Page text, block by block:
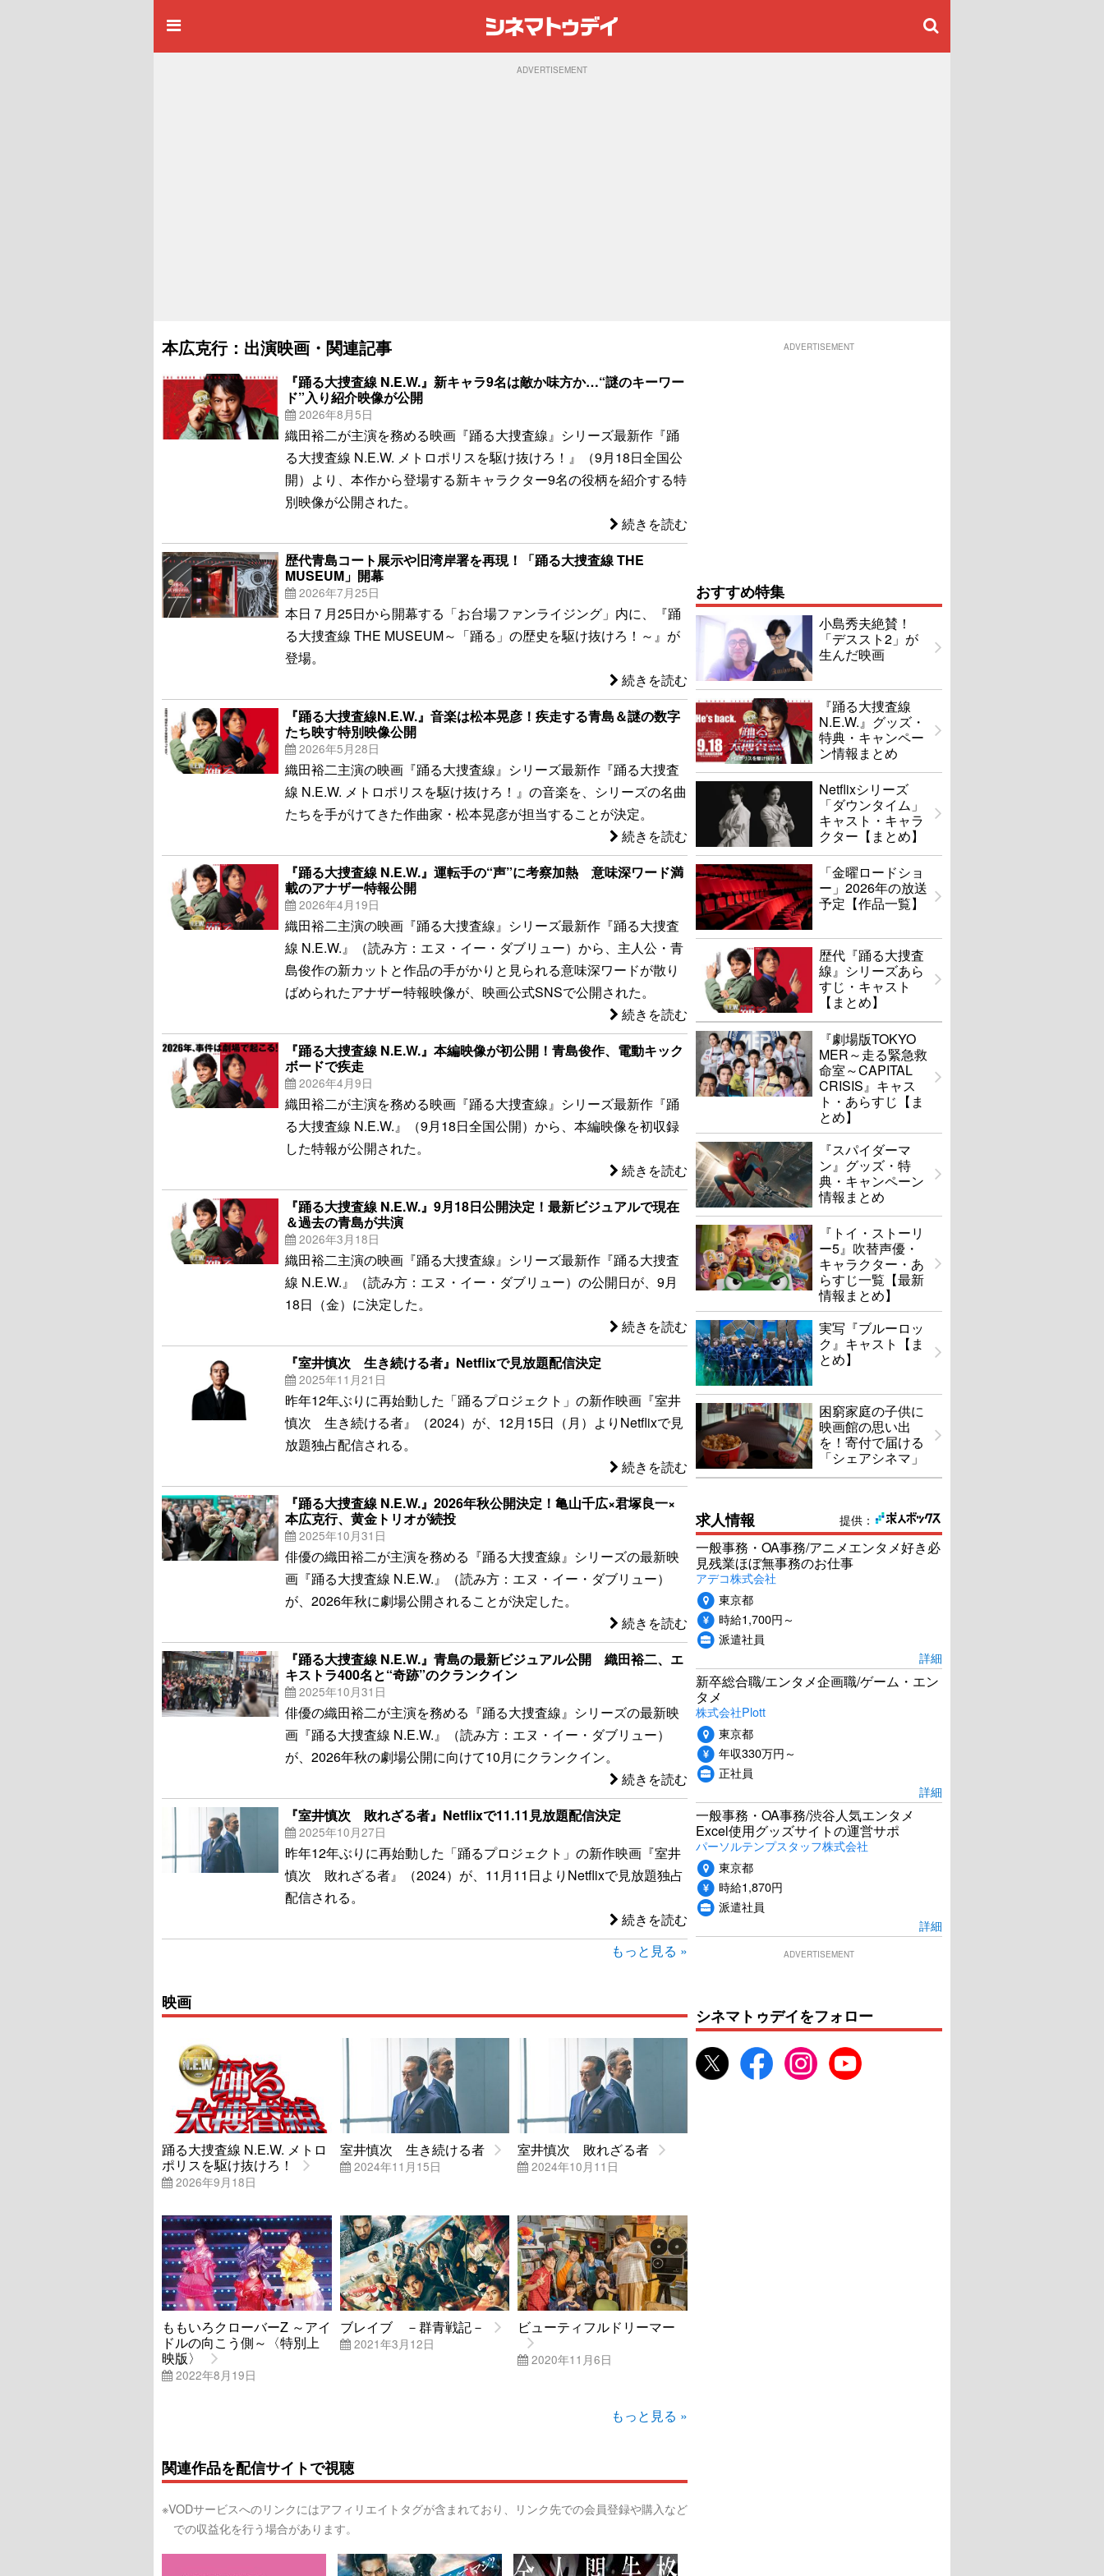
ADVERTISEMENT
本広克行：出演映画・関連記事
『踊る大捜査線 N.E.W.』新キャラ9名は敵か味方か…“謎のキーワー
ド”入り紹介映像が公開
2026年8月5日
織田裕二が主演を務める映画『踊る大捜査線』シリーズ最新作『踊
る大捜査線 N.E.W. メトロポリスを駆け抜けろ！』（9月18日全国公
開）より、本作から登場する新キャラクター9名の役柄を紹介する特
別映像が公開された。
続きを読む
歴代青島コート展示や旧湾岸署を再現！「踊る大捜査線 THE
MUSEUM」開幕
2026年7月25日
本日７月25日から開幕する「お台場ファンライジング」内に、『踊
る大捜査線 THE MUSEUM～「踊る」の歴史を駆け抜けろ！～』が
登場。
続きを読む
『踊る大捜査線N.E.W.』音楽は松本晃彦！疾走する青島＆謎の数字
たち映す特別映像公開
2026年5月28日
織田裕二主演の映画『踊る大捜査線』シリーズ最新作『踊る大捜査
線 N.E.W. メトロポリスを駆け抜けろ！』の音楽を、シリーズの名曲
たちを手がけてきた作曲家・松本晃彦が担当することが決定。
続きを読む
『踊る大捜査線 N.E.W.』運転手の“声”に考察加熱 意味深ワード満
載のアナザー特報公開
2026年4月19日
織田裕二主演の映画『踊る大捜査線』シリーズ最新作『踊る大捜査
線 N.E.W.』（読み方：エヌ・イー・ダブリュー）から、主人公・青
島俊作の新カットと作品の手がかりと見られる意味深ワードが散り
ばめられたアナザー特報映像が、映画公式SNSで公開された。
続きを読む
『踊る大捜査線 N.E.W.』本編映像が初公開！青島俊作、電動キック
ボードで疾走
2026年4月9日
織田裕二が主演を務める映画『踊る大捜査線』シリーズ最新作『踊
る大捜査線 N.E.W.』（9月18日全国公開）から、本編映像を初収録
した特報が公開された。
続きを読む
『踊る大捜査線 N.E.W.』9月18日公開決定！最新ビジュアルで現在
＆過去の青島が共演
2026年3月18日
織田裕二主演の映画『踊る大捜査線』シリーズ最新作『踊る大捜査
線 N.E.W.』（読み方：エヌ・イー・ダブリュー）の公開日が、9月
18日（金）に決定した。
続きを読む
『室井慎次 生き続ける者』Netflixで見放題配信決定
2025年11月21日
昨年12年ぶりに再始動した「踊るプロジェクト」の新作映画『室井
慎次 生き続ける者』（2024）が、12月15日（月）よりNetflixで見
放題独占配信される。
続きを読む
『踊る大捜査線 N.E.W.』2026年秋公開決定！亀山千広×君塚良一×
本広克行、黄金トリオが続投
2025年10月31日
俳優の織田裕二が主演を務める『踊る大捜査線』シリーズの最新映
画『踊る大捜査線 N.E.W.』（読み方：エヌ・イー・ダブリュー）
が、2026年秋に劇場公開されることが決定した。
続きを読む
『踊る大捜査線 N.E.W.』青島の最新ビジュアル公開 織田裕二、エ
キストラ400名と“奇跡”のクランクイン
2025年10月31日
俳優の織田裕二が主演を務める『踊る大捜査線』シリーズの最新映
画『踊る大捜査線 N.E.W.』（読み方：エヌ・イー・ダブリュー）
が、2026年秋の劇場公開に向けて10月にクランクイン。
続きを読む
『室井慎次 敗れざる者』Netflixで11.11見放題配信決定
2025年10月27日
昨年12年ぶりに再始動した「踊るプロジェクト」の新作映画『室井
慎次 敗れざる者』（2024）が、11月11日よりNetflixで見放題独占
配信される。
続きを読む
もっと見る »
映画
踊る大捜査線 N.E.W. メトロ
ポリスを駆け抜けろ！
2026年9月18日
室井慎次 生き続ける者
2024年11月15日
室井慎次 敗れざる者
2024年10月11日
ももいろクローバーZ ～アイ
ドルの向こう側～〈特別上
映版〉
2022年8月19日
ブレイブ －群青戦記－
2021年3月12日
ビューティフルドリーマー
2020年11月6日
もっと見る »
関連作品を配信サイトで視聴
※VODサービスへのリンクにはアフィリエイトタグが含まれており、リンク先での会員登録や購入など
での収益化を行う場合があります。
ADVERTISEMENT
おすすめ特集
小島秀夫絶賛！
「デススト2」が
生んだ映画
『踊る大捜査線
N.E.W.』グッズ・
特典・キャンペー
ン情報まとめ
Netflixシリーズ
「ダウンタイム」
キャスト・キャラ
クター【まとめ】
「金曜ロードショ
ー」2026年の放送
予定【作品一覧】
歴代『踊る大捜査
線』シリーズあら
すじ・キャスト
【まとめ】
『劇場版TOKYO
MER～走る緊急救
命室～CAPITAL
CRISIS』キャス
ト・あらすじ【ま
とめ】
『スパイダーマ
ン』グッズ・特
典・キャンペーン
情報まとめ
『トイ・ストーリ
ー5』吹替声優・
キャラクター・あ
らすじ一覧【最新
情報まとめ】
実写『ブルーロッ
ク』キャスト【ま
とめ】
困窮家庭の子供に
映画館の思い出
を！寄付で届ける
「シェアシネマ」
提供：
求人情報
一般事務・OA事務/アニメエンタメ好き必
見残業ほぼ無事務のお仕事
アデコ株式会社
東京都
時給1,700円～
派遣社員
詳細
新卒総合職/エンタメ企画職/ゲーム・エン
タメ
株式会社Plott
東京都
年収330万円～
正社員
詳細
一般事務・OA事務/渋谷人気エンタメ
Excel使用グッズサイトの運営サポ
パーソルテンプスタッフ株式会社
東京都
時給1,870円
派遣社員
詳細
ADVERTISEMENT
シネマトゥデイをフォロー